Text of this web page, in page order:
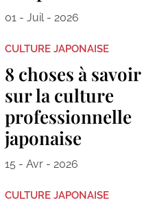
01 - Juil - 2026
CULTURE JAPONAISE
8 choses à savoir
sur la culture
professionnelle
japonaise
15 - Avr - 2026
CULTURE JAPONAISE